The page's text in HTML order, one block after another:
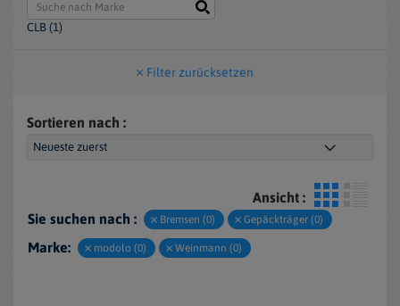
CLB (1)
Filter zurücksetzen
Sortieren nach :
Ansicht :
Sie suchen nach :
Bremsen (0) Gepäckträger (0)
Marke: modolo (0) Weinmann (0)